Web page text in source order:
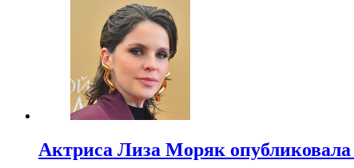
Актриса Лиза Моряк